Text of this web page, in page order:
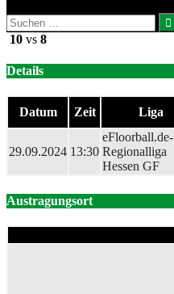
Suchen
nach:
10 vs 8
Details
Datum Zeit Liga
29.09.2024 13:30
eFloorball.de-
Regionalliga
Hessen GF
Austragungsort